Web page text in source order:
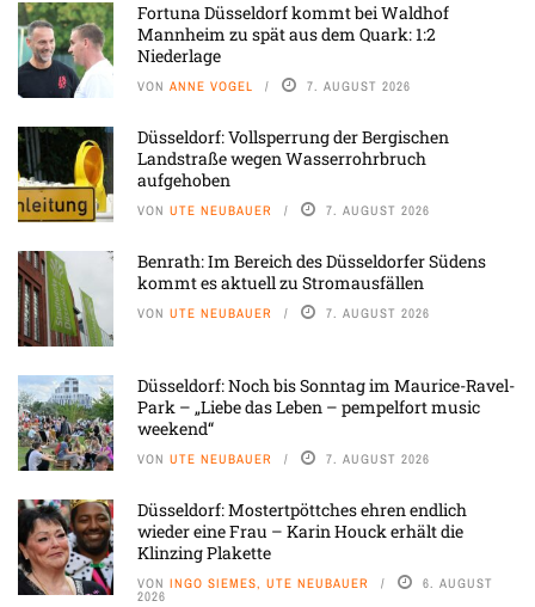
Fortuna Düsseldorf kommt bei Waldhof
Mannheim zu spät aus dem Quark: 1:2
Niederlage
VON ANNE VOGEL 7. AUGUST 2026
Düsseldorf: Vollsperrung der Bergischen
Landstraße wegen Wasserrohrbruch
aufgehoben
VON UTE NEUBAUER 7. AUGUST 2026
Benrath: Im Bereich des Düsseldorfer Südens
kommt es aktuell zu Stromausfällen
VON UTE NEUBAUER 7. AUGUST 2026
Düsseldorf: Noch bis Sonntag im Maurice-Ravel-
Park – „Liebe das Leben – pempelfort music
weekend“
VON UTE NEUBAUER 7. AUGUST 2026
Düsseldorf: Mostertpöttches ehren endlich
wieder eine Frau – Karin Houck erhält die
Klinzing Plakette
VON INGO SIEMES, UTE NEUBAUER 6. AUGUST
2026